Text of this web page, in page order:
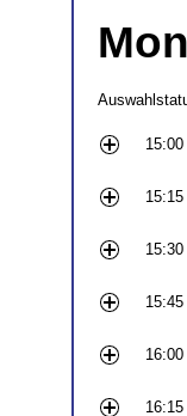
15:00
15:15
15:30
15:45
16:00
16:15